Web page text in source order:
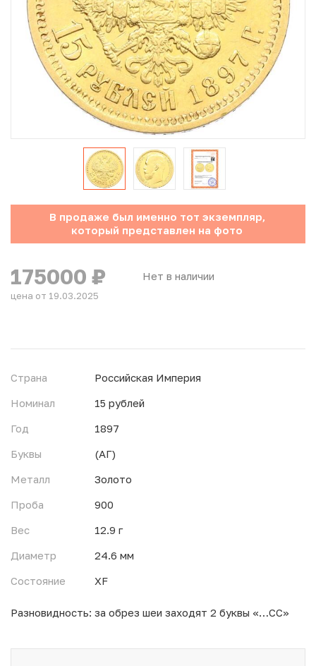
Юбилейные монеты Банка России (с 1999 года)
Памятные и инвестиционные монеты СССР и России
Иностранные монеты
Неофициальные выпуски монет (Unusual)
Античные и средневековые монеты
Инвестиционные монеты
В продаже был именно тот экземпляр,
который представлен на фото
Нет в наличии
175000 ₽
цена от 19.03.2025
Страна
Российская Империя
Номинал
15 рублей
Год
1897
Буквы
(АГ)
Металл
Золото
Проба
900
Вес
12.9 г
Диаметр
24.6 мм
Состояние
XF
Разновидность: за обрез шеи заходят 2 буквы «…СС»